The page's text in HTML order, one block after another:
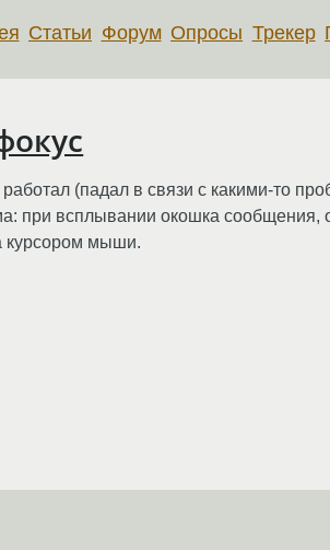
Статьи Форум Опросы Трекер
(падал в связи с какими-то
при всплывании окошка сообщения,
курсором мыши.